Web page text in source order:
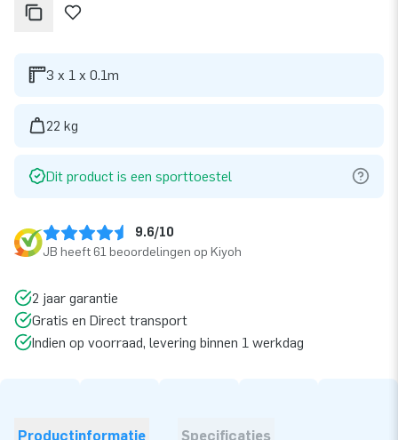
3 x 1 x 0.1m
22 kg
Dit product is een sporttoestel
9.6/10
JB heeft 61 beoordelingen op Kiyoh
2 jaar garantie
Gratis en Direct transport
Indien op voorraad, levering binnen 1 werkdag
Productinformatie Specificaties